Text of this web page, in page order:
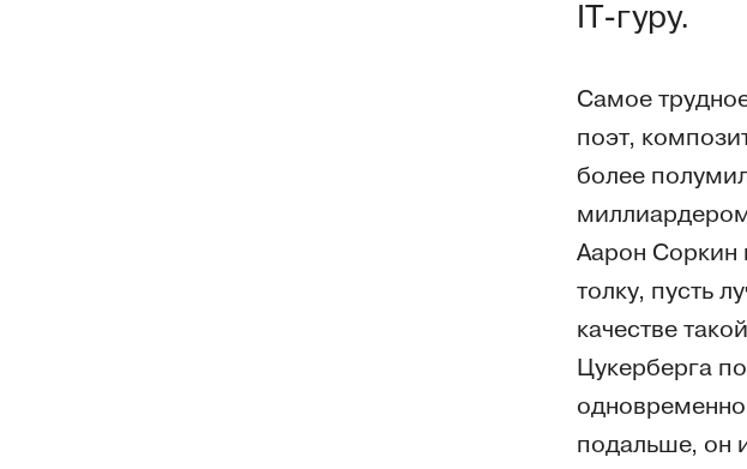
IT-гуру.
Самое
поэт,
более
Аарон Соркин
толку, пусть
качестве
Цукерберга
подальше, он